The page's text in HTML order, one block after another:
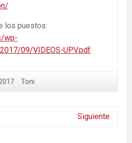
los puestos:
wp-
09/VIDEOS-UPV.pdf
Toni
Siguiente